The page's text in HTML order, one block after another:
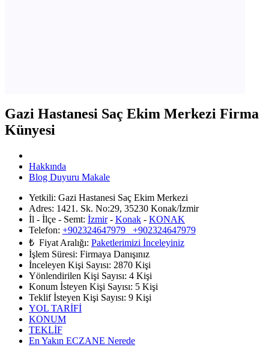
Gazi Hastanesi Saç Ekim Merkezi Firma
Künyesi
Hakkında
Blog Duyuru Makale
Yetkili: Gazi Hastanesi Saç Ekim Merkezi
Adres: 1421. Sk. No:29, 35230 Konak/İzmir
İl - İlçe - Semt: İzmir- Konak - KONAK
Telefon: +902324647979 +902324647979
₺ Fiyat Aralığı: Paketlerimizi İnceleyiniz
İşlem Süresi: Firmaya Danışınız
İnceleyen Kişi Sayısı: 2870 Kişi
Yönlendirilen Kişi Sayısı: 4 Kişi
Konum İsteyen Kişi Sayısı: 5 Kişi
Teklif İsteyen Kişi Sayısı: 9 Kişi
YOL TARİFİ
KONUM
TEKLİF
En Yakın ECZANE Nerede